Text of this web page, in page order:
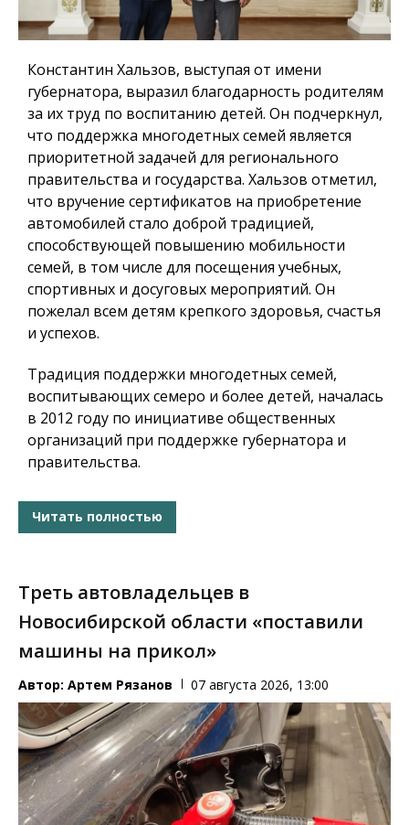
Константин Хальзов, выступая от имени
губернатора, выразил благодарность родителям
за их труд по воспитанию детей. Он подчеркнул,
что поддержка многодетных семей является
приоритетной задачей для регионального
правительства и государства. Хальзов отметил,
что вручение сертификатов на приобретение
автомобилей стало доброй традицией,
способствующей повышению мобильности
семей, в том числе для посещения учебных,
спортивных и досуговых мероприятий. Он
пожелал всем детям крепкого здоровья, счастья
и успехов.
Традиция поддержки многодетных семей,
воспитывающих семеро и более детей, началась
в 2012 году по инициативе общественных
организаций при поддержке губернатора и
правительства.
Читать полностью
Треть автовладельцев в
Новосибирской области «поставили
машины на прикол»
Автор: Артем Рязанов 07 августа 2026, 13:00